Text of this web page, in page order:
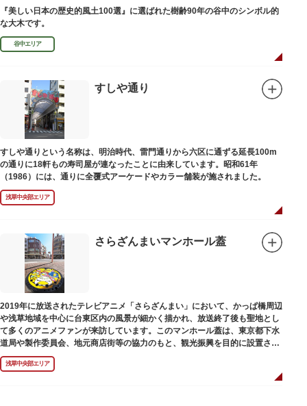
『美しい日本の歴史的風土100選』に選ばれた樹齢90年の谷中のシンボル的
な大木です。
谷中エリア
すしや通り
すしや通りという名称は、明治時代、雷門通りから六区に通ずる延長100m
の通りに18軒もの寿司屋が連なったことに由来しています。昭和61年
（1986）には、通りに全覆式アーケードやカラー舗装が施されました。
浅草中央部エリア
さらざんまいマンホール蓋
2019年に放送されたテレビアニメ「さらざんまい」において、かっぱ橋周辺
や浅草地域を中心に台東区内の風景が細かく描かれ、放送終了後も聖地とし
て多くのアニメファンが来訪しています。このマンホール蓋は、東京都下水
道局や製作委員会、地元商店街等の協力のもと、観光振興を目的に設置され
ました。
描かれているのは、主人公である矢逆一稀、久慈悠、陣内燕太の3人が、か
っぱ橋に封印されていた謎のカッパ型生命体“ケッピ”によって河童の姿に変
浅草中央部エリア